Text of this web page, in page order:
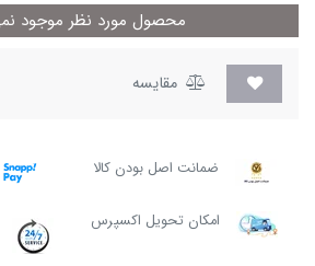
محصول مورد نظر موجود
مقایسه
ضمانت اصل بودن کالا
امکان تحویل اکسپرس